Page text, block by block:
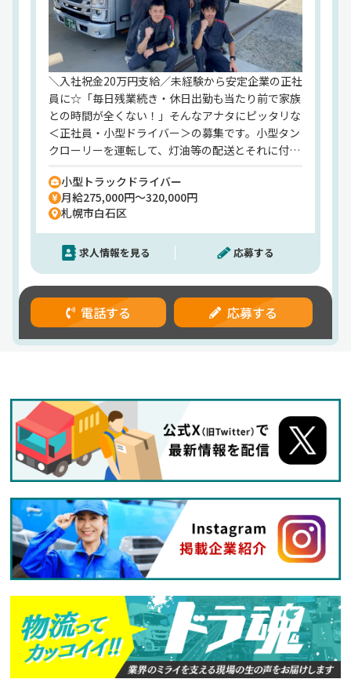
＼入社祝金20万円支給／未経験から安定企業の正社
員に☆「毎日残業続き・休日出勤も当たり前で家族
との時間が全くない！」そんなアナタにピッタリな
＜正社員・小型ドライバー＞の募集です。小型タン
クローリーを運転して、灯油等の配送とそれに付随
でき、小型トラックを運転するために必要な免許
や、危険物の取り扱い資格は入社後に取得活躍可能
です◎当社は【年商370億円のグループ企業】安定
した経営をしているため、転職後の不安は一切ナシ
◎【月給27.5万円～の安定収入をお約束】日勤帯で
の勤務のため、家族との時間を大事に働けます。そ
の上、年間休日110日と私生活も充実！今なら入社
祝い金・引っ越し費用も支給しているので、転職を
考えているなら、ぜひ一度お話してみましょう^^
小型トラックドライバー
月給275,000円～320,000円
札幌市白石区
求人情報を見る 応募する
電話する 応募する